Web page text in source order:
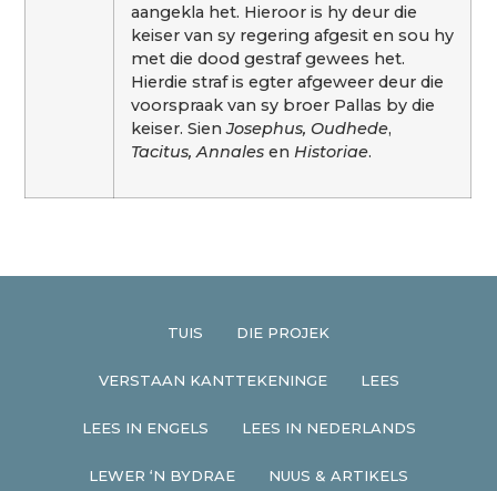
aangekla het. Hieroor is hy deur die
keiser van sy regering afgesit en sou hy
met die dood gestraf gewees het.
Hierdie straf is egter afgeweer deur die
voorspraak van sy broer Pallas by die
keiser. SienJosephus, Oudhede,
Tacitus, Annales enHistoriae.
TUIS DIE PROJEK
VERSTAAN KANTTEKENINGE LEES
LEES IN ENGELS LEES IN NEDERLANDS
LEWER ‘N BYDRAE NUUS & ARTIKELS